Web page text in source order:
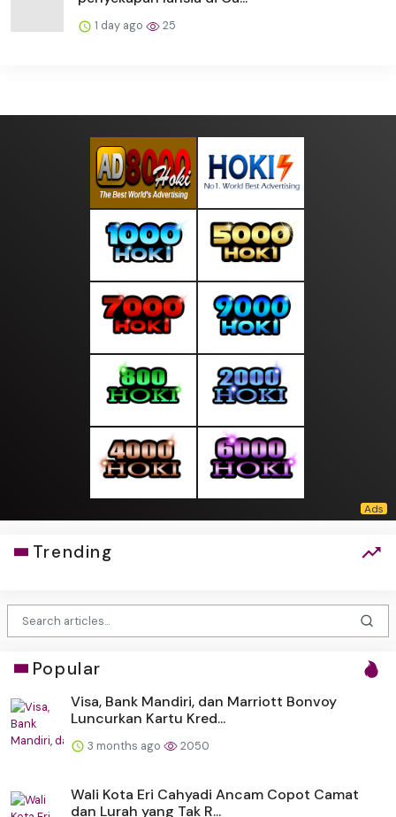
1 day ago 25
Trending
Popular
Visa, Bank Mandiri, dan Marriott Bonvoy
Luncurkan Kartu Kred...
3 months ago 2050
Wali Kota Eri Cahyadi Ancam Copot Camat
dan Lurah yang Tak R...